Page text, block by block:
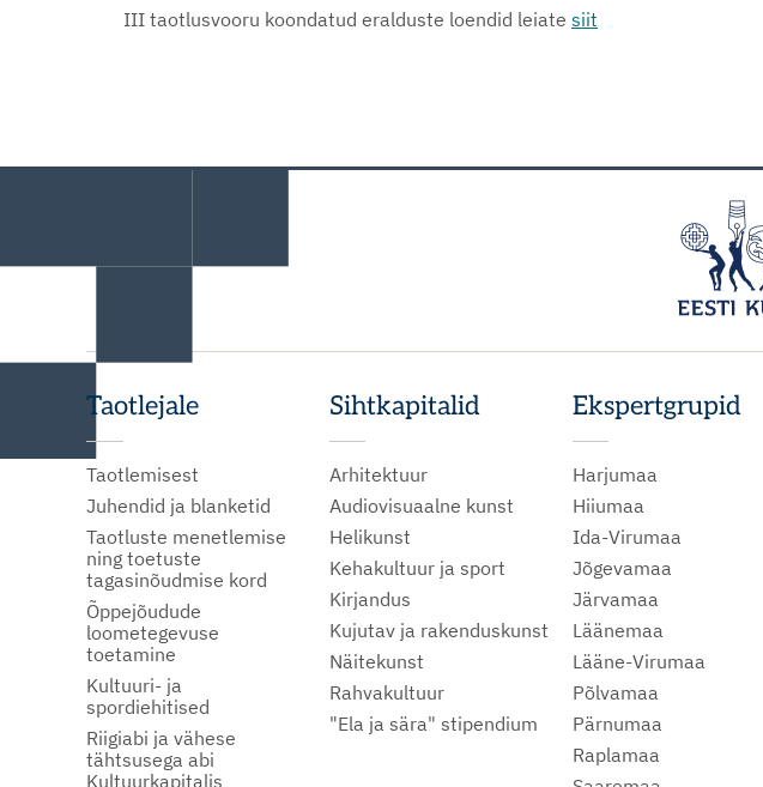
III taotlusvooru koondatud eralduste loendid leiate siit
Taotlejale
Taotlemisest
Juhendid ja blanketid
Taotluste menetlemise
ning toetuste
tagasinõudmise kord
Õppejõudude
loometegevuse
toetamine
Kultuuri- ja
spordiehitised
Riigiabi ja vähese
tähtsusega abi
Kultuurkapitalis
Sihtkapitalid
Arhitektuur
Audiovisuaalne kunst
Helikunst
Kehakultuur ja sport
Kirjandus
Kujutav ja rakenduskunst
Näitekunst
Rahvakultuur
"Ela ja sära" stipendium
Ekspertgrupid
Harjumaa
Hiiumaa
Ida-Virumaa
Jõgevamaa
Järvamaa
Läänemaa
Lääne-Virumaa
Põlvamaa
Pärnumaa
Raplamaa